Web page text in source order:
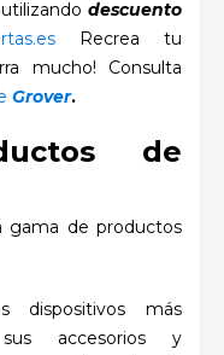
descuento
Recrea tu
mucho! Consulta
Grover.
de
gama de productos
dispositivos más
accesorios y